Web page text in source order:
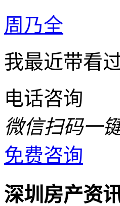
周乃全
我最近带看
电话咨询
微信扫码一
免费咨询
深圳房产资